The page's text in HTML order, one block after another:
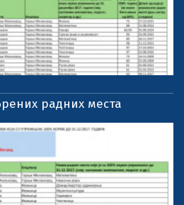
радних места